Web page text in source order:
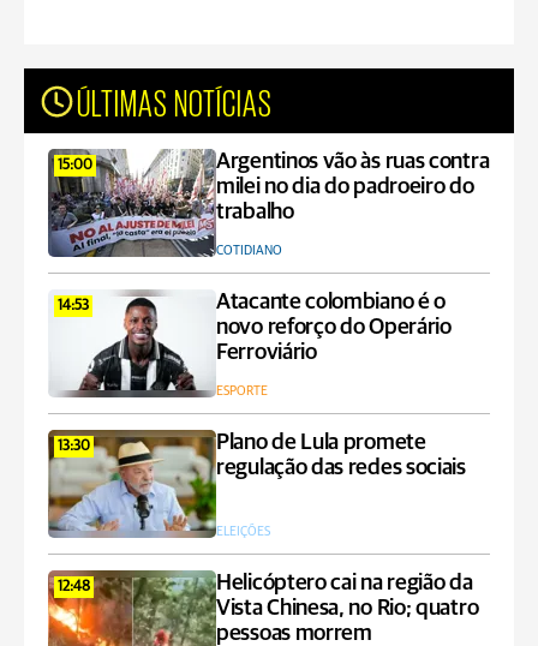
ÚLTIMAS NOTÍCIAS
15:00
Argentinos vão às ruas contra
milei no dia do padroeiro do
trabalho
COTIDIANO
14:53
Atacante colombiano é o
novo reforço do Operário
Ferroviário
ESPORTE
13:30
Plano de Lula promete
regulação das redes sociais
ELEIÇÕES
12:48
Helicóptero cai na região da
Vista Chinesa, no Rio; quatro
pessoas morrem